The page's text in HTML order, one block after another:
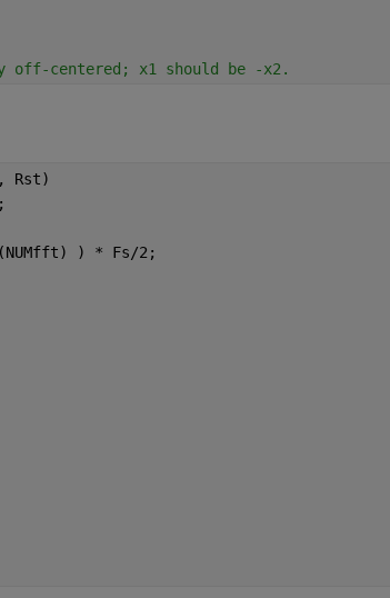
off-centered; x1 should be -x2.
Rst)
) * Fs/2;